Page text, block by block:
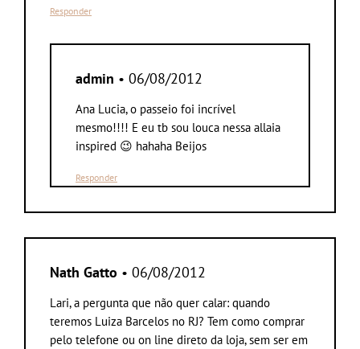
Responder
admin • 06/08/2012
Ana Lucia, o passeio foi incrível
mesmo!!!! E eu tb sou louca nessa allaia
inspired 😉 hahaha Beijos
Responder
Nath Gatto • 06/08/2012
Lari, a pergunta que não quer calar: quando
teremos Luiza Barcelos no RJ? Tem como comprar
pelo telefone ou on line direto da loja, sem ser em